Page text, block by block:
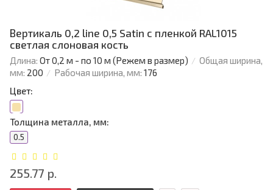
Вертикаль 0,2 line 0,5 Satin с пленкой RAL1015
светлая слоновая кость
Длина: От 0,2 м - по 10 м (Режем в размер)
Общая ширина,
мм: 200 Рабочая ширина, мм: 176
Цвет:
Толщина металла, мм:
0.5
255.77 р.